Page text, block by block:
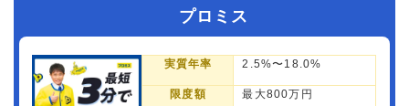
プロミス
実質年率 2.5%〜18.0%
限度額 最大800万円